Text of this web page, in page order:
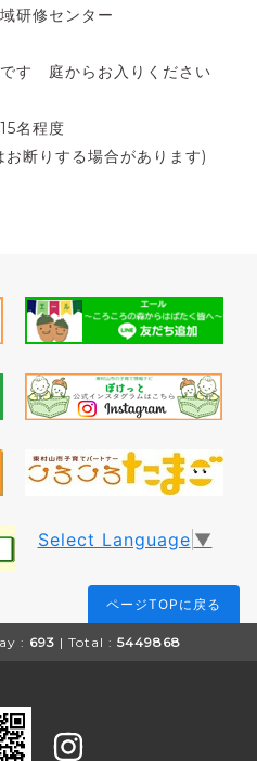
研修センター
庭からお入りください
名程度
する場合があります)
Select Language ▼
ページTOPに戻る
: 693 | Total : 5449868